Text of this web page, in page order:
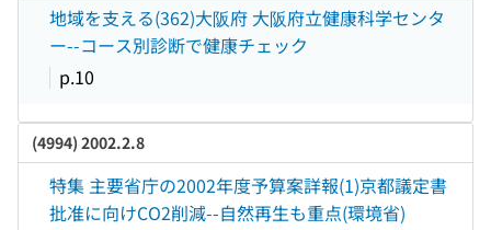
地域を支える(362)大阪府 大阪府立健康科学センタ
ー--コース別診断で健康チェック
p.10
(4994) 2002.2.8
特集 主要省庁の2002年度予算案詳報(1)京都議定書
批准に向けCO2削減--自然再生も重点(環境省)